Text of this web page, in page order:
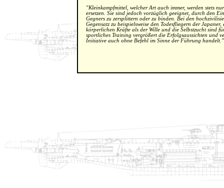
"Kleinkampfmittel, welcher Art auch immer, werden stets
ersetzen. Sie sind jedoch vorzüglich geeignet, durch den
Gegners zu zersplittern oder zu binden. Bei den
Gegensatz zu beispielsweise den Todesfliegern der
körperlichen Kräfte als der Wille und die Selbstzucht sind
sportliches Training vergrößert die Erfolgsaussichten und
Initiative auch ohne Befehl im Sinne der Führung handelt."